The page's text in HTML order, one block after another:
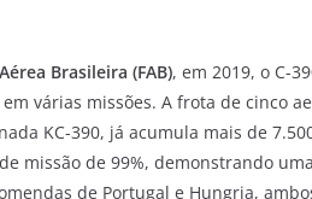
Brasileira (FAB), em 2019, o C-
várias missões. A frota de cinco
KC-390, já acumula mais de
missão de 99%, demonstrando
de Portugal e Hungria,